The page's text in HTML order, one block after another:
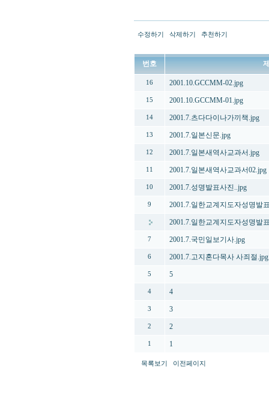
수정하기 삭제하기 추천하기
번호
16 2001.10.GCCMM-02.jpg
15 2001.10.GCCMM-01.jpg
14 2001.7.츠다다이나가끼책.jpg
13 2001.7.일본신문.jpg
12 2001.7.일본새역사교과서.jpg
11 2001.7.일본새역사교과서02.jpg
10 2001.7.성명발표사진..jpg
9 2001.7.일한교계지도자성명발
2001.7.일한교계지도자성명발
7 2001.7.국민일보기사.jpg
6 2001.7.고지혼다목사 사죄절.jpg
5 5
4 4
3 3
2 2
1 1
목록보기 이전페이지